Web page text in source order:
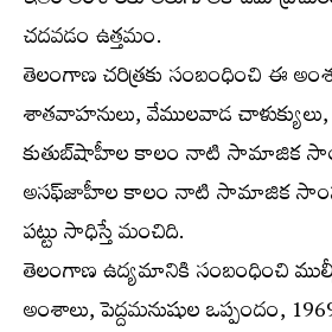
చదవడం ఉత్తమం.
తెలంగాణ చరిత్రకు సంబంధించి ఈ
శాతవాహనులు, వేములవాడ
కుతుబ్‌షాహీల కాలం నాటి సామాజిక
అసఫ్‌జాహీల కాలం నాటి సామాజిక
పట్టు సాధిస్తే మంచిది.
తెలంగాణ ఉద్యమానికి సంబంధించి
అంశాలు, పెద్దమనుషుల ఒప్పందం,